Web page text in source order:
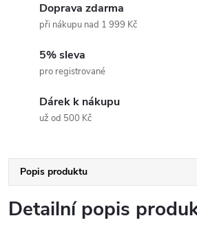
Doprava zdarma
při nákupu nad 1 999 Kč
5% sleva
pro registrované
Dárek k nákupu
už od 500 Kč
Popis produktu
Detailní popis